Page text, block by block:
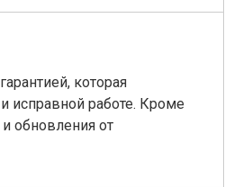
которая
исправной работе. Кроме
обновления от